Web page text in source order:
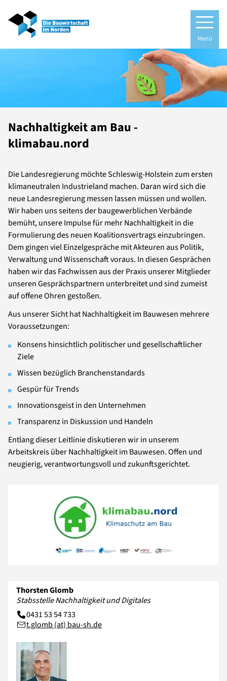
Menü
Nachhaltigkeit am Bau -
klimabau.nord
Die Landesregierung möchte Schleswig-Holstein zum ersten
klimaneutralen Industrieland machen. Daran wird sich die
neue Landesregierung messen lassen müssen und wollen.
Wir haben uns seitens der baugewerblichen Verbände
bemüht, unsere Impulse für mehr Nachhaltigkeit in die
Formulierung des neuen Koalitionsvertrags einzubringen.
Dem gingen viel Einzelgespräche mit Akteuren aus Politik,
Verwaltung und Wissenschaft voraus. In diesen Gesprächen
haben wir das Fachwissen aus der Praxis unserer Mitglieder
unseren Gesprächspartnern unterbreitet und sind zumeist
auf offene Ohren gestoßen.
Aus unserer Sicht hat Nachhaltigkeit im Bauwesen mehrere
Voraussetzungen:
Konsens hinsichtlich politischer und gesellschaftlicher
Ziele
Wissen bezüglich Branchenstandards
Gespür für Trends
Innovationsgeist in den Unternehmen
Transparenz in Diskussion und Handeln
Entlang dieser Leitlinie diskutieren wir in unserem
Arbeitskreis über Nachhaltigkeit im Bauwesen. Offen und
neugierig, verantwortungsvoll und zukunftsgerichtet.
Thorsten Glomb
Stabsstelle Nachhaltigkeit und Digitales
0431 53 54 733
t.glomb (at) bau-sh.de